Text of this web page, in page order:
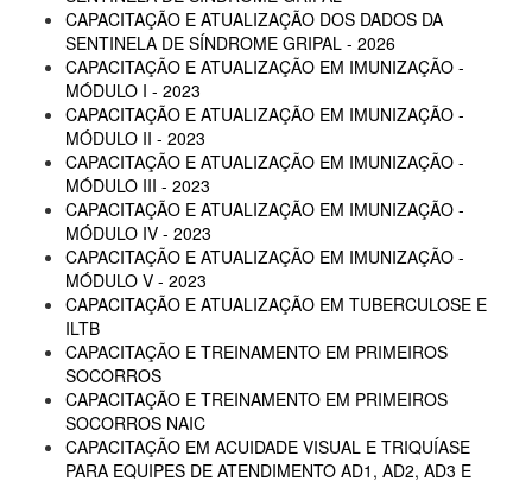
CAPACITAÇÃO E ATUALIZAÇÃO DOS DADOS DA
SENTINELA DE SÍNDROME GRIPAL - 2026
CAPACITAÇÃO E ATUALIZAÇÃO EM IMUNIZAÇÃO -
MÓDULO I - 2023
CAPACITAÇÃO E ATUALIZAÇÃO EM IMUNIZAÇÃO -
MÓDULO II - 2023
CAPACITAÇÃO E ATUALIZAÇÃO EM IMUNIZAÇÃO -
MÓDULO III - 2023
CAPACITAÇÃO E ATUALIZAÇÃO EM IMUNIZAÇÃO -
MÓDULO IV - 2023
CAPACITAÇÃO E ATUALIZAÇÃO EM IMUNIZAÇÃO -
MÓDULO V - 2023
CAPACITAÇÃO E ATUALIZAÇÃO EM TUBERCULOSE E
ILTB
CAPACITAÇÃO E TREINAMENTO EM PRIMEIROS
SOCORROS
CAPACITAÇÃO E TREINAMENTO EM PRIMEIROS
SOCORROS NAIC
CAPACITAÇÃO EM ACUIDADE VISUAL E TRIQUÍASE
PARA EQUIPES DE ATENDIMENTO AD1, AD2, AD3 E